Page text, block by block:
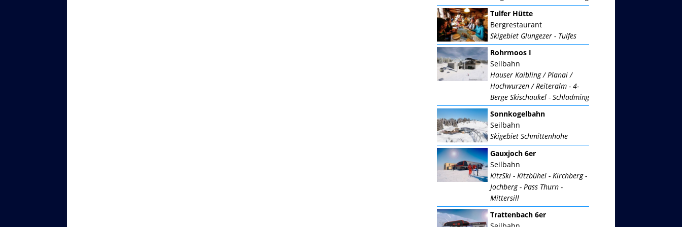
Tulfer Hütte
Bergrestaurant
Skigebiet Glungezer - Tulfes
Rohrmoos I
Seilbahn
Hauser Kaibling / Planai /
Hochwurzen / Reiteralm - 4-
Berge Skischaukel - Schladming
Sonnkogelbahn
Seilbahn
Skigebiet Schmittenhöhe
Gauxjoch 6er
Seilbahn
KitzSki - Kitzbühel - Kirchberg -
Jochberg - Pass Thurn -
Mittersill
Trattenbach 6er